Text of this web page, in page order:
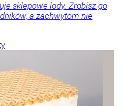
sklepowe lody. Zrobisz go
a zachwytom nie